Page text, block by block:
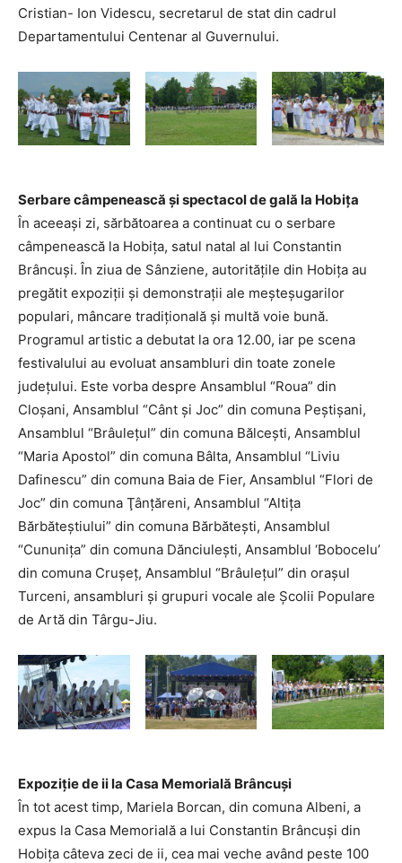
Cristian- Ion Videscu, secretarul de stat din cadrul
Departamentului Centenar al Guvernului.
Serbare câmpenească și spectacol de gală la Hobița
În aceeaşi zi, sărbătoarea a continuat cu o serbare
câmpenească la Hobiţa, satul natal al lui Constantin
Brâncuşi. În ziua de Sânziene, autoritățile din Hobița au
pregătit expoziţii şi demonstraţii ale meşteşugarilor
populari, mâncare tradiţională şi multă voie bună.
Programul artistic a debutat la ora 12.00, iar pe scena
festivalului au evoluat ansambluri din toate zonele
judeţului. Este vorba despre Ansamblul “Roua” din
Cloşani, Ansamblul “Cânt şi Joc” din comuna Peştişani,
Ansamblul “Brâuleţul” din comuna Bălceşti, Ansamblul
“Maria Apostol” din comuna Bâlta, Ansamblul “Liviu
Dafinescu” din comuna Baia de Fier, Ansamblul “Flori de
Joc” din comuna Ţânţăreni, Ansamblul “Altiţa
Bărbăteştiului” din comuna Bărbăteşti, Ansamblul
“Cununiţa” din comuna Dănciuleşti, Ansamblul ‘Bobocelu’
din comuna Cruşeţ, Ansamblul “Brâuleţul” din oraşul
Turceni, ansambluri şi grupuri vocale ale Şcolii Populare
de Artă din Târgu-Jiu.
Expoziție de ii la Casa Memorială Brâncuși
În tot acest timp, Mariela Borcan, din comuna Albeni, a
expus la Casa Memorială a lui Constantin Brâncuşi din
Hobiţa câteva zeci de ii, cea mai veche având peste 100